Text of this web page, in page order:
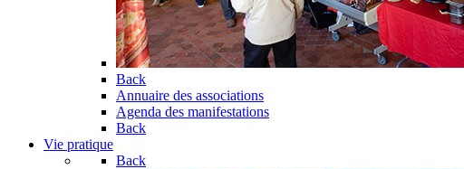
Back
Annuaire des associations
Agenda des manifestations
Back
Vie pratique
Back